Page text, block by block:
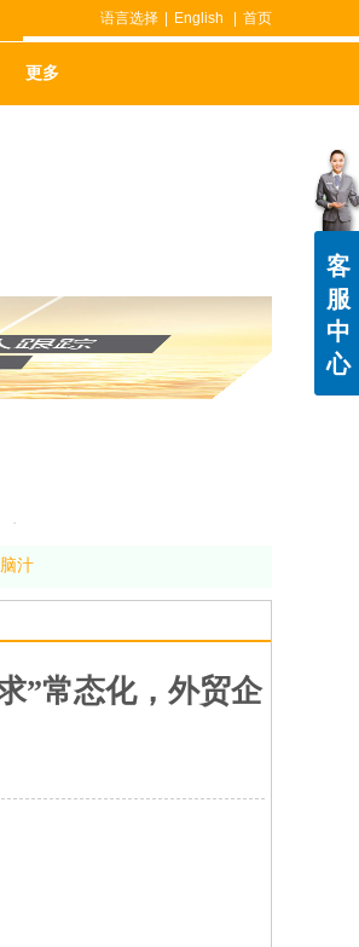
更多
语言选择 English 首页
汁
”常态化，外贸企
客
服
中
心